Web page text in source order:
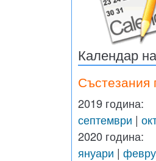
Календар
Състезания
2019 година:
септември |
2020 година:
януари |